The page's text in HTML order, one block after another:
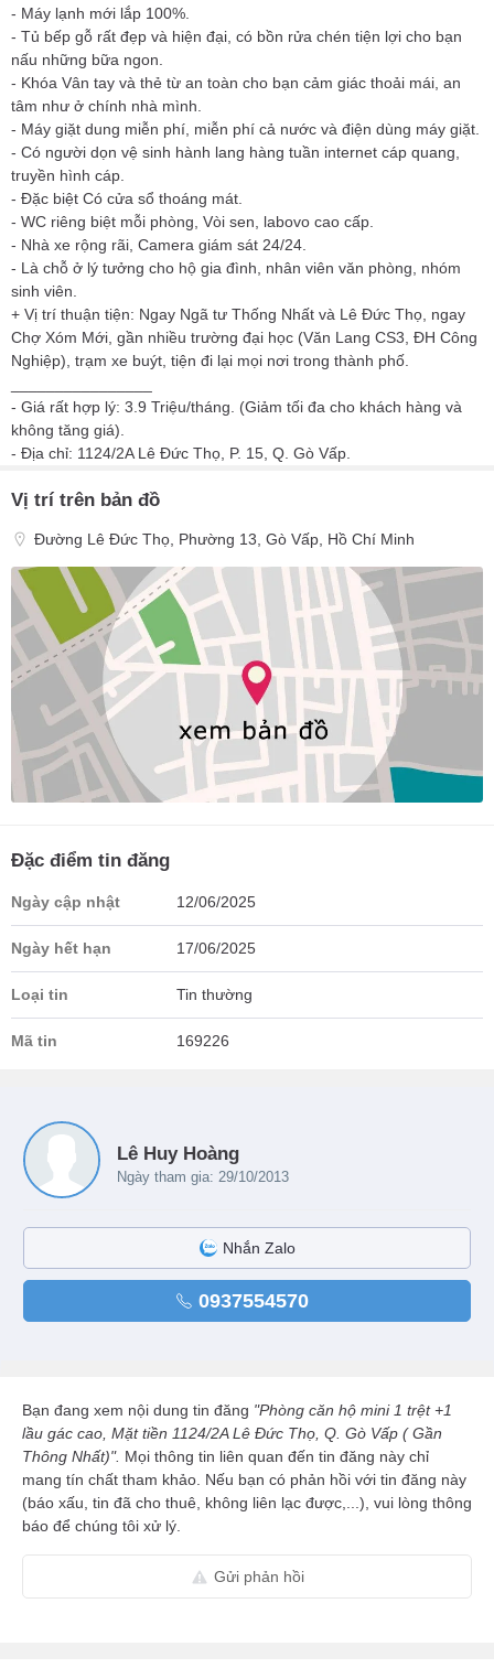
- Máy lạnh mới lắp 100%.
- Tủ bếp gỗ rất đẹp và hiện đại, có bồn rửa chén tiện lợi cho bạn
nấu những bữa ngon.
- Khóa Vân tay và thẻ từ an toàn cho bạn cảm giác thoải mái, an
tâm như ở chính nhà mình.
- Máy giặt dung miễn phí, miễn phí cả nước và điện dùng máy giặt.
- Có người dọn vệ sinh hành lang hàng tuần internet cáp quang,
truyền hình cáp.
- Đặc biệt Có cửa sổ thoáng mát.
- WC riêng biệt mỗi phòng, Vòi sen, labovo cao cấp.
- Nhà xe rộng rãi, Camera giám sát 24/24.
- Là chỗ ở lý tưởng cho hộ gia đình, nhân viên văn phòng, nhóm
sinh viên.
+ Vị trí thuận tiện: Ngay Ngã tư Thống Nhất và Lê Đức Thọ, ngay
Chợ Xóm Mới, gần nhiều trường đại học (Văn Lang CS3, ĐH Công
Nghiệp), trạm xe buýt, tiện đi lại mọi nơi trong thành phố.
- Giá rất hợp lý: 3.9 Triệu/tháng. (Giảm tối đa cho khách hàng và
không tăng giá).
- Địa chỉ: 1124/2A Lê Đức Thọ, P. 15, Q. Gò Vấp.
Vị trí trên bản đồ
Đường Lê Đức Thọ, Phường 13, Gò Vấp, Hồ Chí Minh
Đặc điểm tin đăng
Ngày cập nhật 12/06/2025
Ngày hết hạn 17/06/2025
Loại tin Tin thường
Mã tin 169226
Lê Huy Hoàng
Ngày tham gia: 29/10/2013
Nhắn Zalo
0937554570
Bạn đang xem nội dung tin đăng "Phòng căn hộ mini 1 trệt +1
lầu gác cao, Mặt tiền 1124/2A Lê Đức Thọ, Q. Gò Vấp ( Gần
Thông Nhất)". Mọi thông tin liên quan đến tin đăng này chỉ
mang tín chất tham khảo. Nếu bạn có phản hồi với tin đăng này
(báo xấu, tin đã cho thuê, không liên lạc được,...), vui lòng thông
báo để chúng tôi xử lý.
Gửi phản hồi